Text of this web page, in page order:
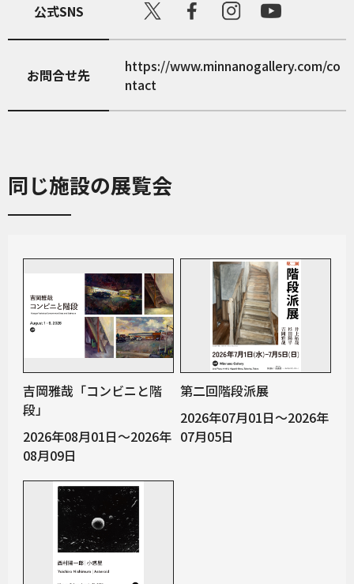
公式SNS
お問合せ先
https://www.minnanogallery.com/co
ntact
同じ施設の展覧会
吉岡雅哉「コンビニと階
段」
2026年08月01日～2026年
08月09日
第二回階段派展
2026年07月01日～2026年
07月05日